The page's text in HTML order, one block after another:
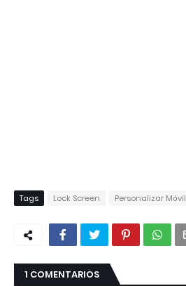
Tags Lock Screen Personalizar Móvil
1 COMENTARIOS